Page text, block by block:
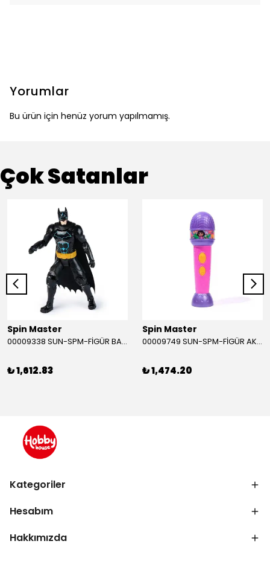
Yorumlar
Bu ürün için henüz yorum yapılmamış.
Çok Satanlar
Spin Master
00009338 SUN-SPM-FİGÜR BATMAN NİNJA STRIKE 30 CM. EXC.
₺ 1,612.83
Spin Master
00009749 SUN-SPM-FİGÜR AKS. DORA MİKROFON YAĞMUR ORMANI RİTMİ (DORA) SESLİ
₺ 1,474.20
Kategoriler
Hesabım
Hakkımızda